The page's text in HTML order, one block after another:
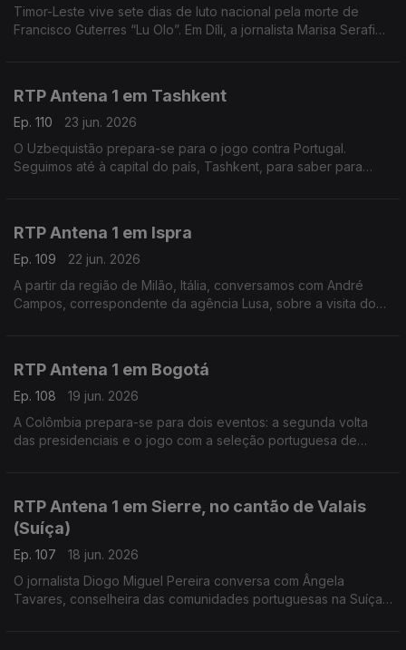
Timor-Leste vive sete dias de luto nacional pela morte de
Francisco Guterres “Lu Olo”. Em Díli, a jornalista Marisa Serafim
RTP Antena 1 em Tashkent
Ep. 110
23 jun. 2026
O Uzbequistão prepara-se para o jogo contra Portugal.
Seguimos até à capital do país, Tashkent, para saber para
RTP Antena 1 em Ispra
Ep. 109
22 jun. 2026
A partir da região de Milão, Itália, conversamos com André
Campos, correspondente da agência Lusa, sobre a visita do
RTP Antena 1 em Bogotá
Ep. 108
19 jun. 2026
A Colômbia prepara-se para dois eventos: a segunda volta
das presidenciais e o jogo com a seleção portuguesa de
RTP Antena 1 em Sierre, no cantão de Valais
(Suíça)
Ep. 107
18 jun. 2026
O jornalista Diogo Miguel Pereira conversa com Ângela
Tavares, conselheira das comunidades portuguesas na Suíça,